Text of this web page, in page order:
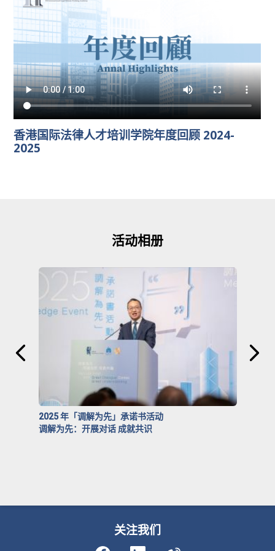
香港国际法律人才培训学院年度回顾 2024-
2025
活动相册
2025 年「调解为先」承诺书活动
调解为先：开展对话 成就共识
关注我们